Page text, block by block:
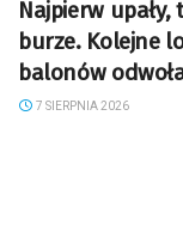
Najpierw upały,
burze. Kolejne
balonów
7 SIERPNIA 2026